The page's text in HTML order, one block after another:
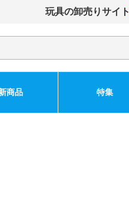
玩具の卸売りサイト
商品 特集